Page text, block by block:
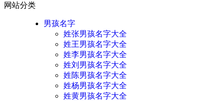
网站分类
男孩名字
姓张男孩名字大全
姓王男孩名字大全
姓李男孩名字大全
姓刘男孩名字大全
姓陈男孩名字大全
姓杨男孩名字大全
姓黄男孩名字大全